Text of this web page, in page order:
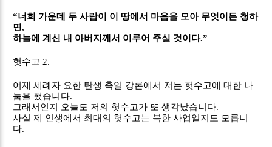
“너희 가운데 두 사람이 이 땅에서 마음을 모아 무엇이든 청하
면,
하늘에 계신 내 아버지께서 이루어 주실 것이다.”
헛수고 2.
어제 세례자 요한 탄생 축일 강론에서 저는 헛수고에 대한 나
눔을 했습니다.
그래서인지 오늘도 저의 헛수고가 또 생각났습니다.
사실 제 인생에서 최대의 헛수고는 북한 사업일지도 모릅니
다.